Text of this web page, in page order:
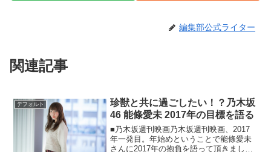
編集部公式ライター
関連記事
デフォルト
珍獣と共に過ごしたい！？乃木坂
46 能條愛未 2017年の目標を語る
■乃木坂週刊映画乃木坂週刊映画、2017
年一発目。年始めということで能條愛未
さんに2017年の抱負を語って頂きまし